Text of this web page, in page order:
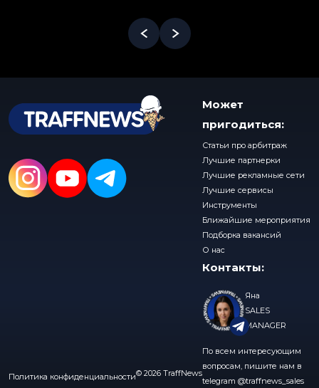
Политика конфиденциальности© 2026 TraffNews
Может
пригодиться:
Статьи про арбитраж
Лучшие партнерки
Лучшие рекламные сети
Лучшие сервисы
Инструменты
Ближайшие мероприятия
Подборка вакансий
О нас
Контакты:
Яна
SALES
MANAGER
По всем интересующим
вопросам, пишите нам в
telegram @traffnews_sales